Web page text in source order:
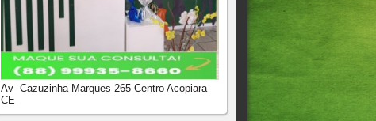
Av- Cazuzinha Marques 265 Centro Acopiara
CE